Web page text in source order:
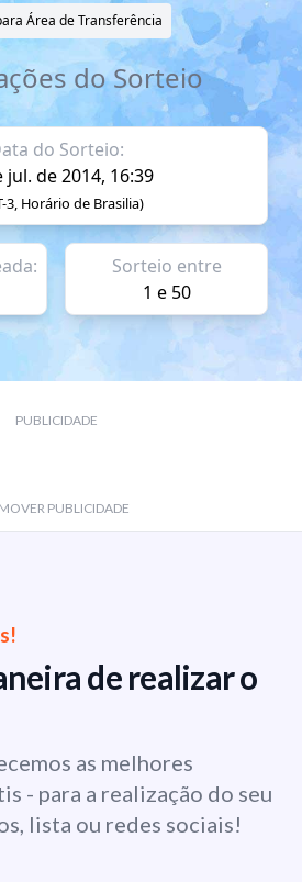
Área de Transferência
do Sorteio
do Sorteio:
jul. de 2014, 16:39
3, Horário de Brasilia)
Sorteio entre
1 e 50
PUBLICIDADE
PUBLICIDADE
de realizar o
as melhores
- para a realização do seu
lista ou redes sociais!